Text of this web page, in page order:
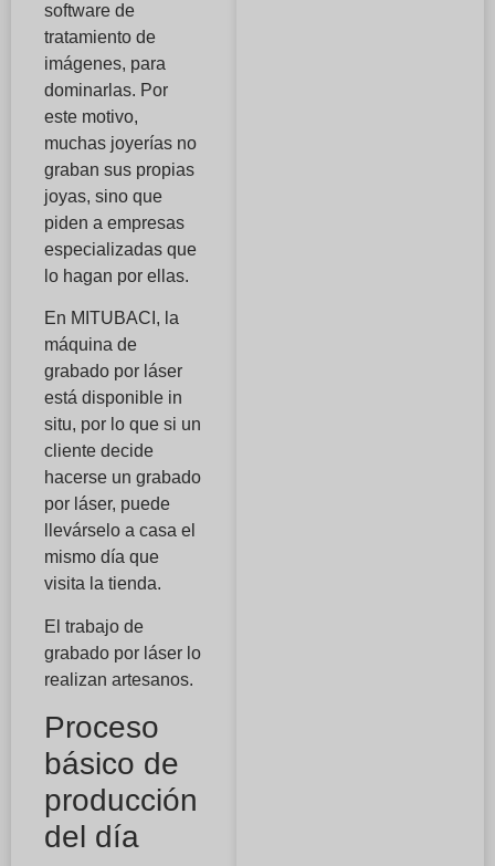
software de
tratamiento de
imágenes, para
dominarlas. Por
este motivo,
muchas joyerías no
graban sus propias
joyas, sino que
piden a empresas
especializadas que
lo hagan por ellas.
En MITUBACI, la
máquina de
grabado por láser
está disponible in
situ, por lo que si un
cliente decide
hacerse un grabado
por láser, puede
llevárselo a casa el
mismo día que
visita la tienda.
El trabajo de
grabado por láser lo
realizan artesanos.
Proceso
básico de
producción
del día